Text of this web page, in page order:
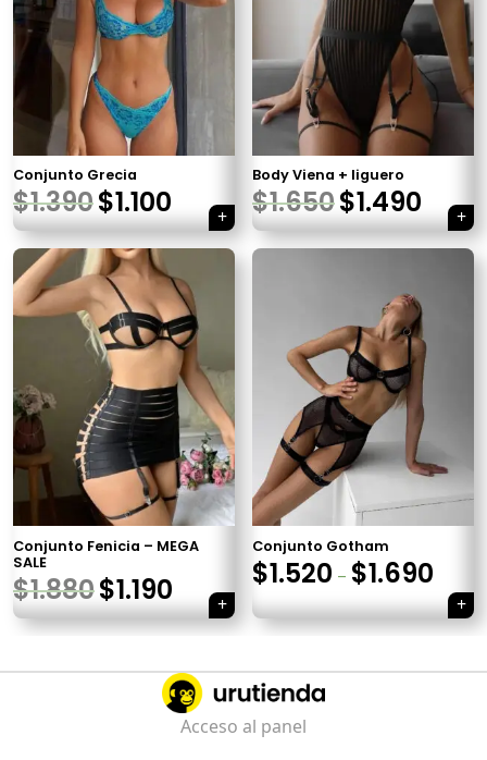
Conjunto Grecia
$1.390$1.100
Body Viena + liguero
$1.650$1.490
Conjunto Fenicia – MEGA
SALE
$1.880$1.190
Conjunto Gotham
$1.520 – $1.690
Navegación
Acceso al panel